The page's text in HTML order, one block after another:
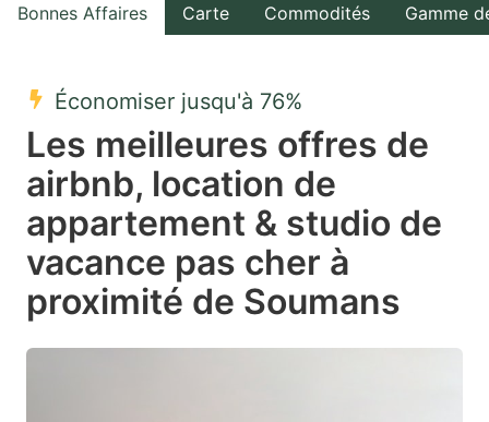
the
select
date.
Press
question
mark
key
the
select
a
date.
Press
question
mark
key
Bonnes Affaires Carte Commodités Gamme
Économiser jusqu'à 76%
Les meilleures offres de
airbnb, location de
appartement & studio de
vacance pas cher à
proximité de Soumans